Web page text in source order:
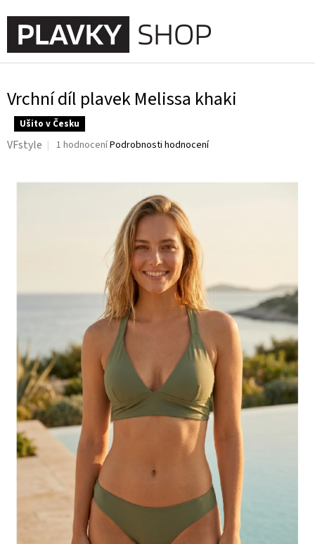
na
obsah
Vrchní díl plavek Melissa khaki
Ušito v Česku
Průměrné
je
1 hodnoceníPodrobnosti hodnocení
VFstyle